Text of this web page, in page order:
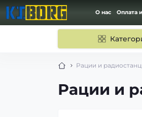
О нас Оплата
Рации и
Рации и